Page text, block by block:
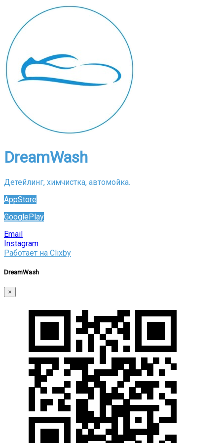
DreamWash
Детейлинг, химчистка, автомойка.
AppStore
GooglePlay
Email
Instagram
Работает на Clixby
DreamWash
×